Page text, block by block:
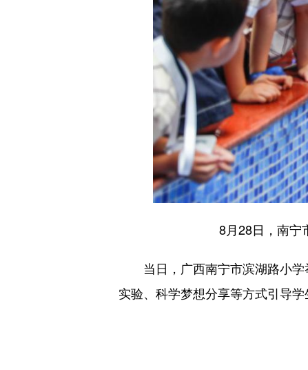
8月28日，南宁
当日，广西南宁市滨湖路小学
实验、科学梦想分享等方式引导